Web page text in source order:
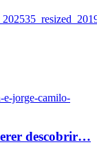
e-jorge-camilo-
descobrir…